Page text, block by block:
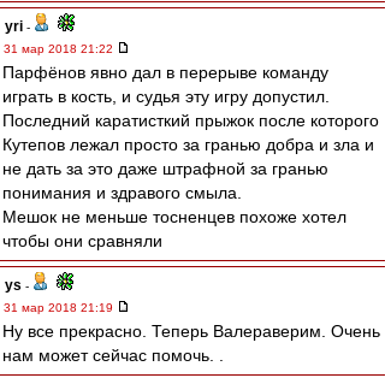
yri -
31 мар 2018 21:22
Парфёнов явно дал в перерыве команду
играть в кость, и судья эту игру допустил.
Последний каратисткий прыжок после которого
Кутепов лежал просто за гранью добра и зла и
не дать за это даже штрафной за гранью
понимания и здравого смыла.
Мешок не меньше тосненцев похоже хотел
чтобы они сравняли
ys -
31 мар 2018 21:19
Ну все прекрасно. Теперь Валераверим. Очень
нам может сейчас помочь. .